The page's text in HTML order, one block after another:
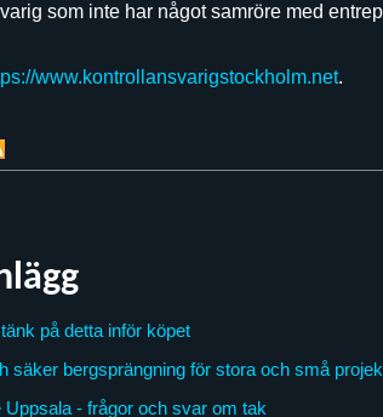
som inte har något samröre med
www.kontrollansvarigstockholm.net.
på detta inför köpet
säker bergsprängning för stora och små
Uppsala - frågor och svar om tak